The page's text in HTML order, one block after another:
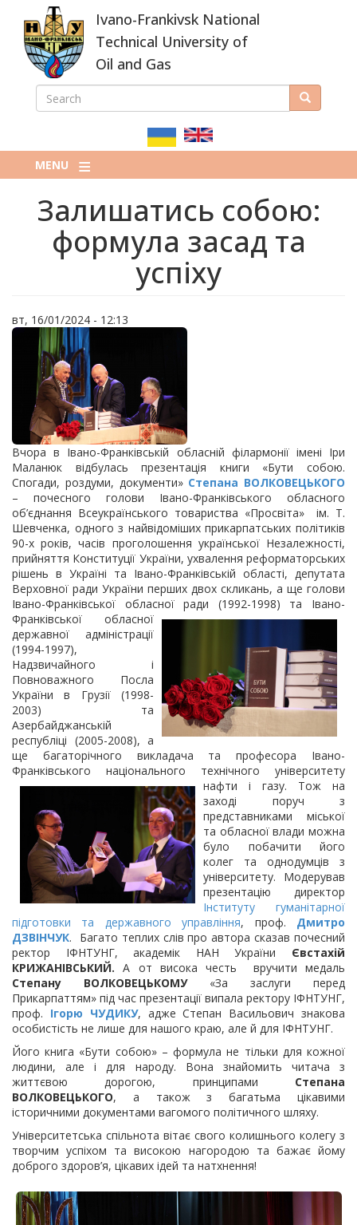
main
content
Ivano-Frankivsk National
Technical University of
Oil and Gas
ПОШУКОВА
SEARCH Search
MENU
Залишатись собою:
формула засад та
успіху
вт, 16/01/2024 - 12:13
Вчора в Івано-Франківській обласній філармонії імені Іри
Маланюк відбулась презентація книги «Бути собою.
Спогади, роздуми, документи» Степана ВОЛКОВЕЦЬКОГО
– почесного голови Івано-Франківського обласного
об’єднання Всеукраїнського товариства «Просвіта» ім. Т.
Шевченка, одного з найвідоміших прикарпатських політиків
90-х років, часів проголошення української Незалежності,
прийняття Конституції України, ухвалення реформаторських
рішень в Україні та Івано-Франківській області, депутата
Верховної ради України перших двох скликань, а ще голови
Івано-Франківської обласної ради (1992-1998) та Івано-
Франківської обласної
державної адміністрації
(1994-1997),
Надзвичайного і
Повноважного Посла
України в Грузії (1998-
2003) та
Азербайджанській
республіці (2005-2008), а
ще багаторічного викладача та професора Івано-
Франківського національного технічного університету
нафти і газу. Тож на
заході поруч з
представниками міської
та обласної влади можна
було побачити його
колег та однодумців з
університету. Модерував
презентацію директор
Інституту гуманітарної
підготовки та державного управління, проф. Дмитро
ДЗВІНЧУК. Багато теплих слів про автора сказав почесний
ректор ІФНТУНГ, академік НАН України Євстахій
КРИЖАНІВСЬКИЙ. А от висока честь вручити медаль
Степану ВОЛКОВЕЦЬКОМУ«За заслуги перед
Прикарпаттям» під час презентації випала ректору ІФНТУНГ,
проф. Ігорю ЧУДИКУ, адже Степан Васильович знакова
особистість не лише для нашого краю, але й для ІФНТУНГ.
Його книга «Бути собою» – формула не тільки для кожної
людини, але і для народу. Вона знайомить читача з
життєвою дорогою, принципами Степана
ВОЛКОВЕЦЬКОГО, а також з багатьма цікавими
історичними документами вагомого політичного шляху.
Університетська спільнота вітає свого колишнього колегу з
творчим успіхом та високою нагородою та бажає йому
доброго здоров’я, цікавих ідей та натхнення!